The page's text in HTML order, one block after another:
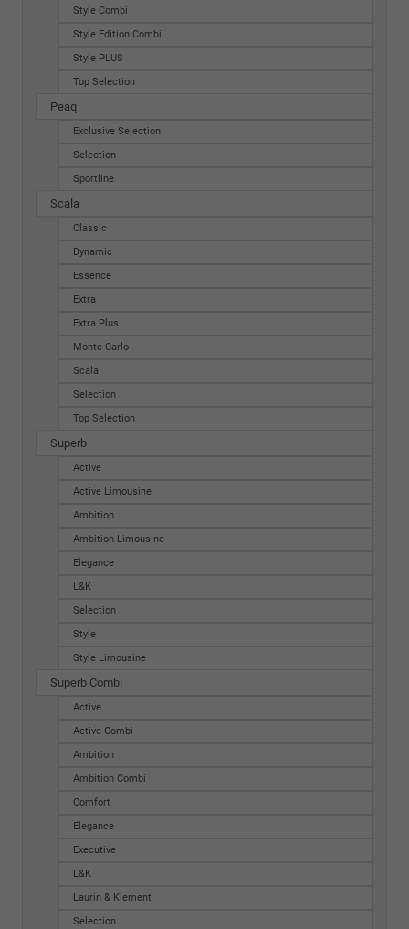
Style Combi
Style Edition Combi
Style PLUS
Top Selection
Peaq
Exclusive Selection
Selection
Sportline
Scala
Classic
Dynamic
Essence
Extra
Extra Plus
Monte Carlo
Scala
Selection
Top Selection
Superb
Active
Active Limousine
Ambition
Ambition Limousine
Elegance
L&K
Selection
Style
Style Limousine
Superb Combi
Active
Active Combi
Ambition
Ambition Combi
Comfort
Elegance
Executive
L&K
Laurin & Klement
Selection